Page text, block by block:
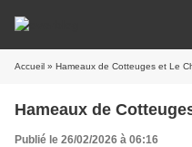
Accueil » Hameaux de Cotteuges et Le
Publié le 26/02/2026 à 06:16